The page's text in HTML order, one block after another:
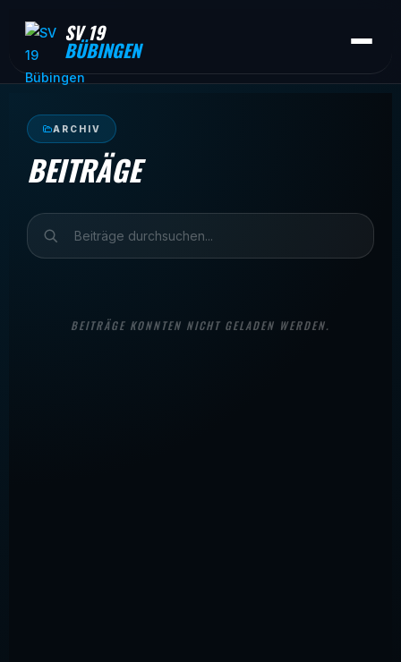
SV 19
BÜBINGEN
ARCHIV
BEITRÄGE
BEITRÄGE KONNTEN NICHT GELADEN WERDEN.